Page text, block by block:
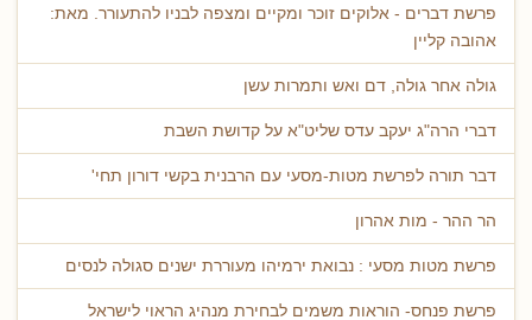
פרשת דברים - אלוקים זוכר ומקיים ומצפה לבניו להתעורר. מאת:
אהובה קליין
גולה אחר גולה, דם ואש ותמרות עשן
דברי הרה"ג יעקב עדס שליט"א על קדושת השבת
דבר תורה לפרשת מטות-מסעי עם הרבנית בקשי דורון תחי'
הר ההר - מות אהרון
פרשת מטות מסעי : נבואת ירמיהו מעוררת ישנים סגולה לנסים
פרשת פנחס- הוראות משמים לבחירת מנהיג הראוי לישראל